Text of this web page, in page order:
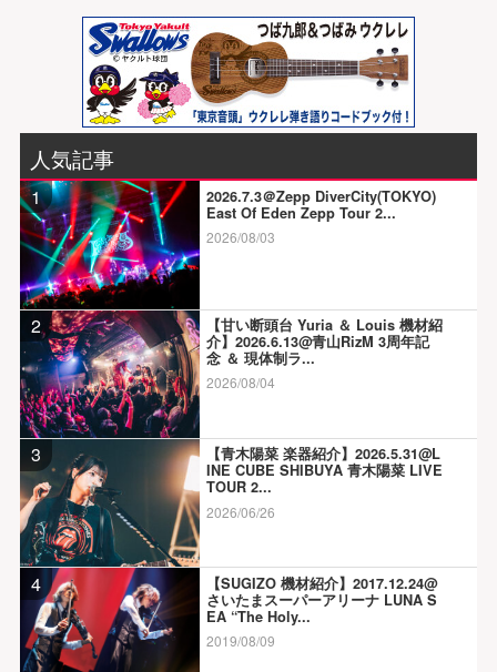
人気記事
1
2026.7.3＠Zepp DiverCity(TOKYO)
East Of Eden Zepp Tour 2...
2026/08/03
2
【甘い断頭台 Yuria ＆ Louis 機材紹
介】2026.6.13@青山RizM 3周年記
念 ＆ 現体制ラ...
2026/08/04
3
【青木陽菜 楽器紹介】2026.5.31@L
INE CUBE SHIBUYA 青木陽菜 LIVE
TOUR 2...
2026/06/26
4
【SUGIZO 機材紹介】2017.12.24@
さいたまスーパーアリーナ LUNA S
EA “The Holy...
2019/08/09